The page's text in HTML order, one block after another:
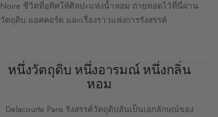
Noire ชีวิตที่อุทิศให้ศิลปะแห่งน้ำหอม ถ่ายทอดไว้ที่นี่ผ่าน
วัตถุดิบ แอคคอร์ด และเรื่องราวแห่งการรังสรรค์
หนึ่งวัตถุดิบ หนึ่งอารมณ์ หนึ่งกลิ่น
หอม
Delacourte Paris รังสรรค์วัตถุดิบอันเป็นเอกลักษณ์ของ